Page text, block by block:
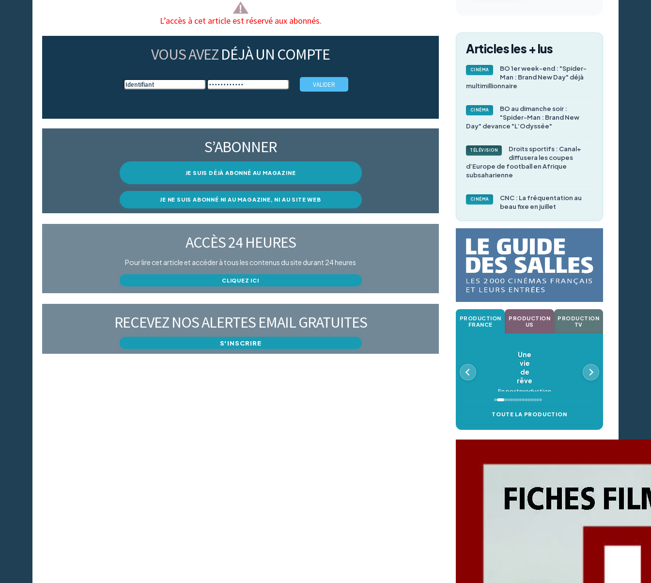
L’accès à cet article est réservé aux abonnés.
VOUS AVEZ DÉJÀ UN COMPTE
S’ABONNER
JE SUIS DÉJÀ ABONNÉ AU MAGAZINE
JE NE SUIS ABONNÉ NI AU MAGAZINE, NI AU SITE WEB
ACCÈS 24 HEURES
Pour lire cet article et accéder à tous les contenus du site durant 24 heures
CLIQUEZ ICI
RECEVEZ NOS ALERTES EMAIL GRATUITES
S'INSCRIRE
Articles les + lus
CINÉMA
BO 1er week-end : "Spider-
Man : Brand New Day" déjà
multimillionnaire
CINÉMA
BO au dimanche soir :
"Spider-Man : Brand New
Day" devance "L’Odyssée"
TÉLÉVISION
Droits sportifs : Canal+
diffusera les coupes
d’Europe de football en Afrique
subsaharienne
CINÉMA
CNC : La fréquentation au
beau fixe en juillet
PRODUCTION
FRANCE
PRODUCTION
US
PRODUCTION
TV
Une
vie
de
rêve
En postproduction
TOUTE LA PRODUCTION